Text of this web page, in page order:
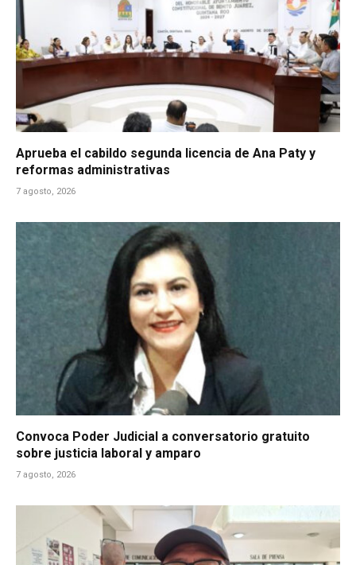
Aprueba el cabildo segunda licencia de Ana Paty y
reformas administrativas
7 agosto, 2026
Convoca Poder Judicial a conversatorio gratuito
sobre justicia laboral y amparo
7 agosto, 2026